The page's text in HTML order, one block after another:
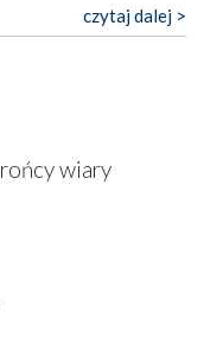
z żywą,
szare bunkry albo
bardziej
o ustawionym
na którym
postać jakby
W kulturowym
niż godny
sanktuarium
Kościoła toczy
i o serca
może prowadzić,
czytaj dalej >
wiary